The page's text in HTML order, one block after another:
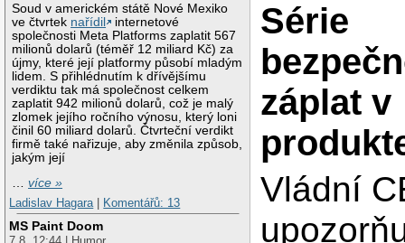
Soud v americkém státě Nové Mexiko
ve čtvrtek nařídil
internetové
společnosti Meta Platforms zaplatit 567
milionů dolarů (téměř 12 miliard Kč) za
újmy, které její platformy působí mladým
lidem. S přihlédnutím k dřívějšímu
verdiktu tak má společnost celkem
zaplatit 942 milionů dolarů, což je malý
zlomek jejího ročního výnosu, který loni
činil 60 miliard dolarů. Čtvrteční verdikt
firmě také nařizuje, aby změnila způsob,
jakým její
…více »
Ladislav Hagara
Komentářů: 13
MS Paint Doom
Série
záplat v
Vládní